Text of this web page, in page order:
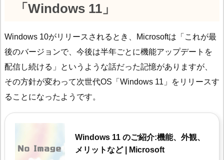
「Windows 11」
Windows 10がリリースされるとき、Microsoftは「これが最
後のバージョンで、今後は半年ごとに機能アップデートを
配信し続ける」というような話だった記憶がありますが、
その方針が変わって次世代OS「Windows 11」をリリースす
ることになったようです。
Windows 11 のご紹介:機能、外観、
メリットなど | Microsoft